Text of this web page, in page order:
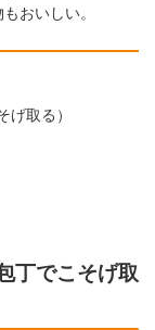
おいしい。
げ取る）
丁でこそげ取